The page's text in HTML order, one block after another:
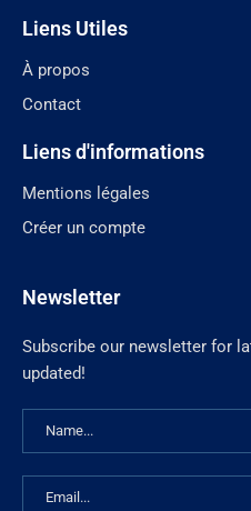
Liens Utiles
À propos
Contact
Liens d'informations
Mentions légales
Créer un compte
Newsletter
Subscribe our newsletter for
updated!